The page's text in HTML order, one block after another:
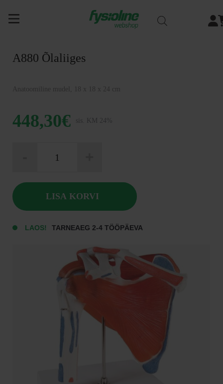
sisältöön
A880 Õlaliiges
Anatoomiline mudel, 18 x 18 x 24 cm
448,30€ sis. KM 24%
LAOS! TARNEAEG 2-4 TÖÖPÄEVA
LISA KORVI